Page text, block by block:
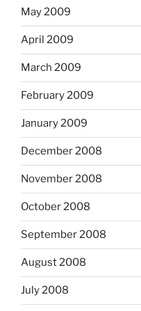
May 2009
April 2009
March 2009
February 2009
January 2009
December 2008
November 2008
October 2008
September 2008
August 2008
July 2008